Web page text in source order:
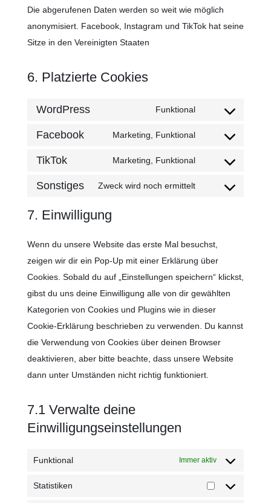
Die abgerufenen Daten werden so weit wie möglich
anonymisiert. Facebook, Instagram und TikTok hat seine
Sitze in den Vereinigten Staaten
6. Platzierte Cookies
WordPress Funktional
Consent
wordpress
Facebook Marketing, Funktional
Consent
facebook
TikTok Marketing, Funktional
Consent
Sonstiges Zweck wird noch ermittelt
Consent
sonstiges
7. Einwilligung
Wenn du unsere Website das erste Mal besuchst,
zeigen wir dir ein Pop-Up mit einer Erklärung über
Cookies. Sobald du auf „Einstellungen speichern“ klickst,
gibst du uns deine Einwilligung alle von dir gewählten
Kategorien von Cookies und Plugins wie in dieser
Cookie-Erklärung beschrieben zu verwenden. Du kannst
die Verwendung von Cookies über deinen Browser
deaktivieren, aber bitte beachte, dass unsere Website
dann unter Umständen nicht richtig funktioniert.
7.1 Verwalte deine
Einwilligungseinstellungen
Funktional Immer aktiv
Statistiken